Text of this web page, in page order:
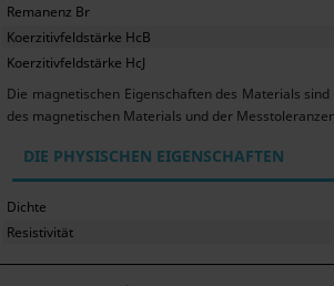
Remanenz Br
Koerzitivfeldstärke HcB
Koerzitivfeldstärke HcJ
Die magnetischen Eigenschaften des Materials
des magnetischen Materials und der
DIE PHYSISCHEN EIGENSCHAFTEN
Dichte
Resistivität